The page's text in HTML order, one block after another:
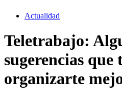
Actualidad
Teletrabajo:
sugerencias que
organizarte